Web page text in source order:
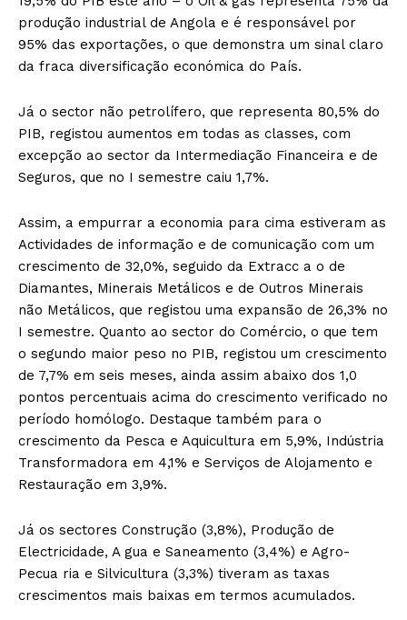
produção industrial de Angola e é responsável por
95% das exportações, o que demonstra um sinal claro
da fraca diversificação económica do País.
Já o sector não petrolífero, que representa 80,5% do
PIB, registou aumentos em todas as classes, com
excepção ao sector da Intermediação Financeira e de
Seguros, que no I semestre caiu 1,7%.
Assim, a empurrar a economia para cima estiveram as
Actividades de informação e de comunicação com um
crescimento de 32,0%, seguido da Extracc a o de
Diamantes, Minerais Metálicos e de Outros Minerais
não Metálicos, que registou uma expansão de 26,3% no
I semestre. Quanto ao sector do Comércio, o que tem
o segundo maior peso no PIB, registou um crescimento
de 7,7% em seis meses, ainda assim abaixo dos 1,0
pontos percentuais acima do crescimento verificado no
período homólogo. Destaque também para o
crescimento da Pesca e Aquicultura em 5,9%, Indústria
Transformadora em 4,1% e Serviços de Alojamento e
Restauração em 3,9%.
Já os sectores Construção (3,8%), Produção de
Electricidade, A gua e Saneamento (3,4%) e Agro-
Pecua ria e Silvicultura (3,3%) tiveram as taxas
crescimentos mais baixas em termos acumulados.